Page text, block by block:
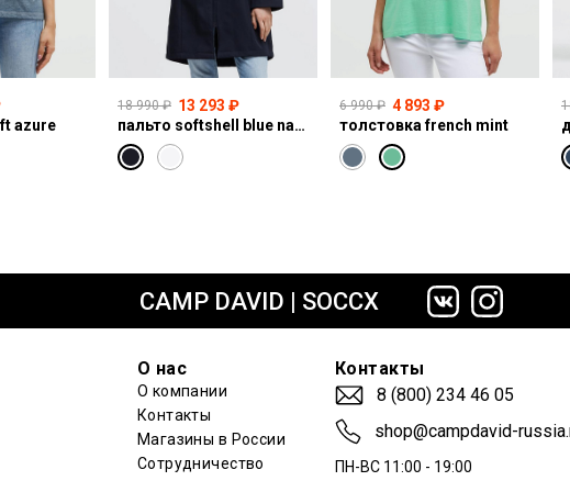
azure
18 990 ₽ 13 293 ₽
пальто softshell blue navy
6 990 ₽ 4 893 ₽
толстовка french mint
CAMP DAVID | SOCCX
О нас
О компании
Контакты
Магазины в России
Сотрудничество
Контакты
8 (800) 234 46 05
shop@campdavid-
ПН-ВС 11:00 - 19:00